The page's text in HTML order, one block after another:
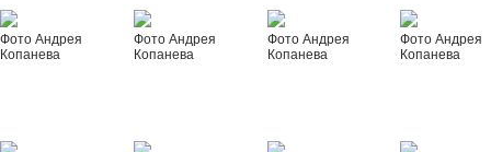
Фото Андрея
Копанева
Фото Андрея
Копанева
Фото Андрея
Копанева
Фото Андрея
Копанева